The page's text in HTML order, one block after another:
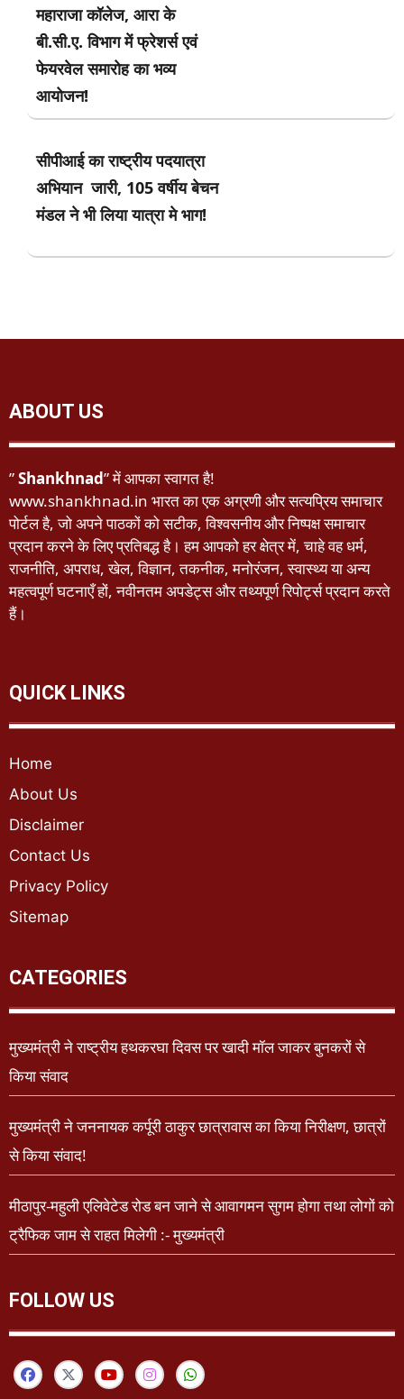
महाराजा कॉलेज, आरा के
बी.सी.ए. विभाग में फ्रेशर्स एवं
फेयरवेल समारोह का भव्य
आयोजन!
सीपीआई का राष्ट्रीय पदयात्रा
अभियान जारी, 105 वर्षीय बेचन
मंडल ने भी लिया यात्रा मे भाग!
ABOUT US
”Shankhnad” में आपका स्वागत है!
www.shankhnad.in भारत का एक अग्रणी और सत्यप्रिय समाचार
पोर्टल है, जो अपने पाठकों को सटीक, विश्वसनीय और निष्पक्ष समाचार
प्रदान करने के लिए प्रतिबद्ध है। हम आपको हर क्षेत्र में, चाहे वह धर्म,
राजनीति, अपराध, खेल, विज्ञान, तकनीक, मनोरंजन, स्वास्थ्य या अन्य
महत्वपूर्ण घटनाएँ हों, नवीनतम अपडेट्स और तथ्यपूर्ण रिपोर्ट्स प्रदान करते
हैं।
QUICK LINKS
Home
About Us
Disclaimer
Contact Us
Privacy Policy
Sitemap
CATEGORIES
मुख्यमंत्री ने राष्ट्रीय हथकरघा दिवस पर खादी मॉल जाकर बुनकरों से
किया संवाद
मुख्यमंत्री ने जननायक कर्पूरी ठाकुर छात्रावास का किया निरीक्षण, छात्रों
से किया संवाद!
मीठापुर-महुली एलिवेटेड रोड बन जाने से आवागमन सुगम होगा तथा लोगों को
ट्रैफिक जाम से राहत मिलेगी :- मुख्यमंत्री
FOLLOW US